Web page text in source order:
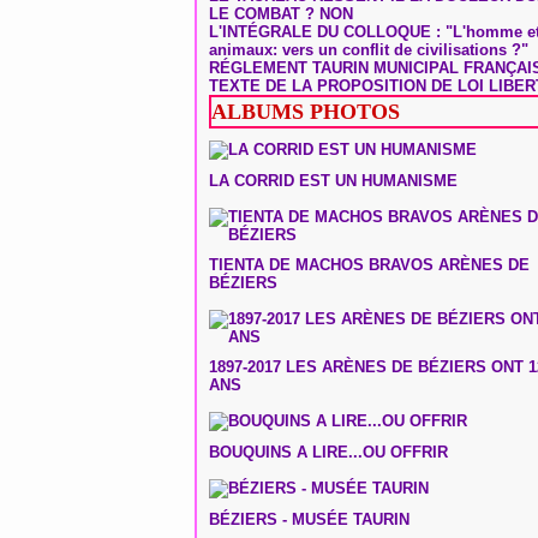
LE COMBAT ? NON
L'INTÉGRALE DU COLLOQUE : "L'homme
animaux: vers un conflit de civilisations ?"
RÉGLEMENT TAURIN MUNICIPAL
TEXTE DE LA PROPOSITION DE LOI
ALBUMS PHOTOS
LA CORRID EST UN HUMANISME
TIENTA DE MACHOS BRAVOS ARÈNES DE
BÉZIERS
1897-2017 LES ARÈNES DE BÉZIERS ONT
ANS
BOUQUINS A LIRE...OU OFFRIR
BÉZIERS - MUSÉE TAURIN